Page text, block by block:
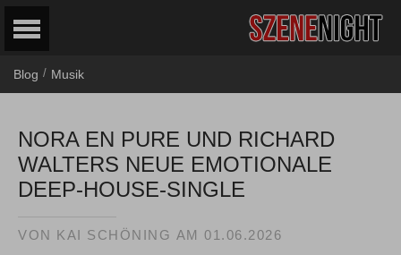
Blog / Musik
NORA EN PURE UND RICHARD
WALTERS NEUE EMOTIONALE
DEEP-HOUSE-SINGLE
VON KAI SCHÖNING AM 01.06.2026